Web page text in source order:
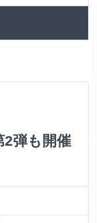
2弾も開催